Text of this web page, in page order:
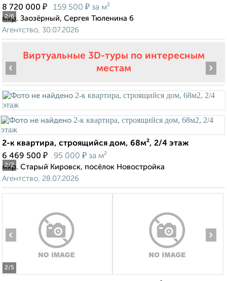
2/6
8 720 000 ₽ 159 500 ₽ за м²
мкр. Заозёрный, Сергея Тюленина 6
Агентство, 30.07.2026
Виртуальные 3D-туры по интересным
местам
2/2
‹ ›
2-к квартира, строящийся дом, 68м², 2/4 этаж
6 469 500 ₽ 95 000 ₽ за м²
мкр. Старый Кировск, посёлок Новостройка
Агентство, 28.07.2026
2/5
‹ ›